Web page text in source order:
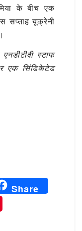
के बीच एक
सप्ताह यूक्रेनी
स्टाफ
एक सिंडिकेटेड
Share